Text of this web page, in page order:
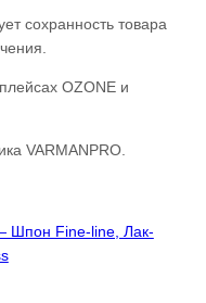
сохранность товара
OZONE и
VARMANPRO.
Шпон Fine-line, Лак-